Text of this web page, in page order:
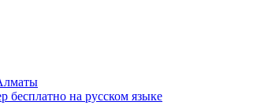
бесплатно на русском языке